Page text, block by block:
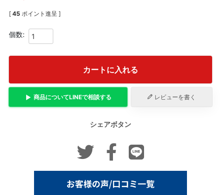
[ 45 ポイント進呈 ]
カートに入れる
商品についてLINEで相談する レビューを書く
シェアボタン